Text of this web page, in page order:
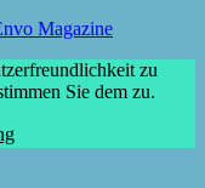
Magazine
zu
Sie dem zu.